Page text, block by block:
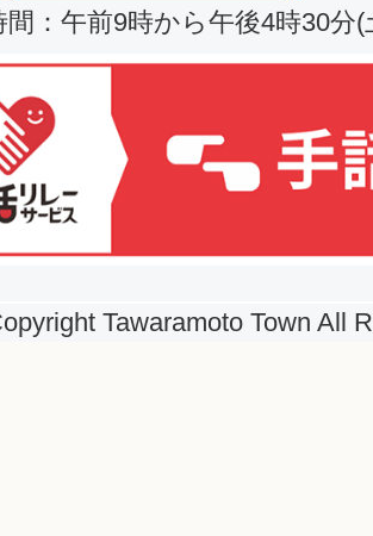
間：午前9時から午後4時30分
Tawaramoto Town All